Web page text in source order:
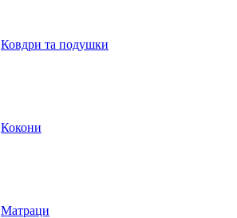
Ковдри та подушки
Кокони
Матраци